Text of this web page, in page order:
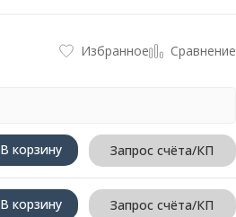
Избранное Сравнение
В корзину Запрос счёта/КП
В корзину Запрос счёта/КП